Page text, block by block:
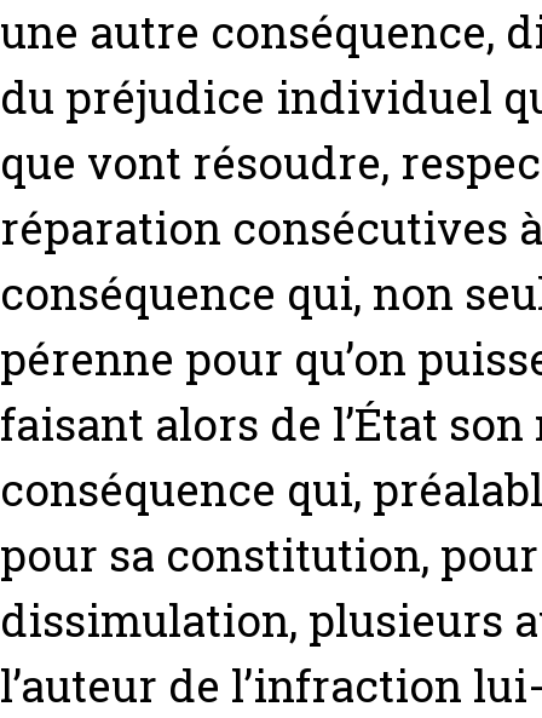
une autre conséquence,
du préjudice individuel
que vont résoudre,
réparation consécutives
conséquence qui, non
pérenne pour qu’on
faisant alors de l’État
conséquence qui,
pour sa constitution,
dissimulation, plusieurs
l’auteur de l’infraction